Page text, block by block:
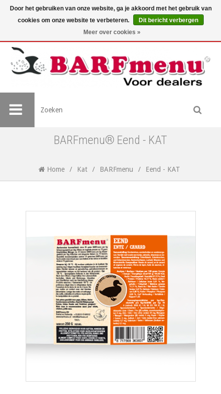
BARFmenu® Eend - KAT
Home / Kat / BARFmenu / Eend - KAT
Door het gebruiken van onze website, ga je akkoord met het gebruik van
cookies om onze website te verbeteren.
Dit bericht verbergen
Meer over cookies »